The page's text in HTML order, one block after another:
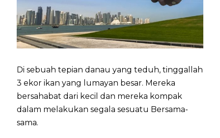
Di sebuah tepian danau yang teduh, tinggallah
3 ekor ikan yang lumayan besar. Mereka
bersahabat dari kecil dan mereka kompak
dalam melakukan segala sesuatu Bersama-
sama.